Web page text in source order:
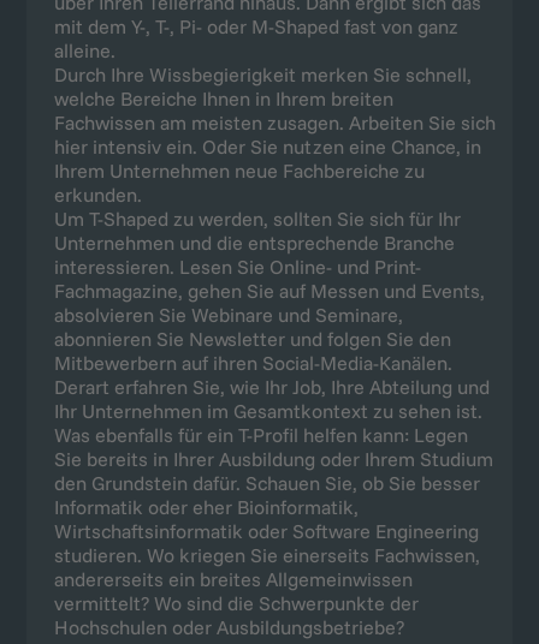
mit dem Y-, T-, Pi- oder M-Shaped fast von ganz
alleine.
Durch Ihre Wissbegierigkeit merken Sie schnell,
welche Bereiche Ihnen in Ihrem breiten
Fachwissen am meisten zusagen. Arbeiten Sie sich
hier intensiv ein. Oder Sie nutzen eine Chance, in
Ihrem Unternehmen neue Fachbereiche zu
erkunden.
Um T-Shaped zu werden, sollten Sie sich für Ihr
Unternehmen und die entsprechende Branche
interessieren. Lesen Sie Online- und Print-
Fachmagazine, gehen Sie auf Messen und Events,
absolvieren Sie Webinare und Seminare,
abonnieren Sie Newsletter und folgen Sie den
Mitbewerbern auf ihren Social-Media-Kanälen.
Derart erfahren Sie, wie Ihr Job, Ihre Abteilung und
Ihr Unternehmen im Gesamtkontext zu sehen ist.
Was ebenfalls für ein T-Profil helfen kann: Legen
Sie bereits in Ihrer Ausbildung oder Ihrem Studium
den Grundstein dafür. Schauen Sie, ob Sie besser
Informatik oder eher Bioinformatik,
Wirtschaftsinformatik oder Software Engineering
studieren. Wo kriegen Sie einerseits Fachwissen,
andererseits ein breites Allgemeinwissen
vermittelt? Wo sind die Schwerpunkte der
Hochschulen oder Ausbildungsbetriebe?